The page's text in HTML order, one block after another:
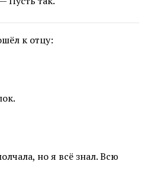
к отцу:
но я всё знал. Всю